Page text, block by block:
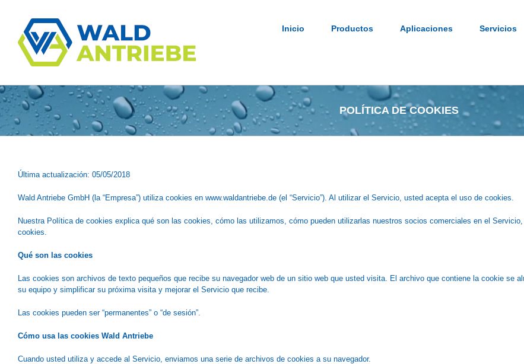
content
Inicio Productos Aplicaciones Servicios
POLÍTICA DE COOKIES
Última actualización: 05/05/2018
Wald Antriebe GmbH (la “Empresa”) utiliza cookies en www.waldantriebe.de (el “Servicio”). Al utilizar el Servicio, usted acepta el uso de cookies.
Nuestra Política de cookies explica qué son las cookies, cómo las utilizamos, cómo pueden utilizarlas nuestros socios comerciales en el
cookies.
Qué son las cookies
Las cookies son archivos de texto pequeños que recibe su navegador web de un sitio web que usted visita. El archivo que contiene la cookie se
su equipo y simplificar su próxima visita y mejorar el Servicio que recibe.
Las cookies pueden ser “permanentes” o “de sesión”.
Cómo usa las cookies Wald Antriebe
Cuando usted utiliza y accede al Servicio, enviamos una serie de archivos de cookies a su navegador.